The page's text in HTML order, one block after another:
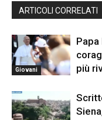
ARTICOLI CORRELATI
Giovani
Papa
più